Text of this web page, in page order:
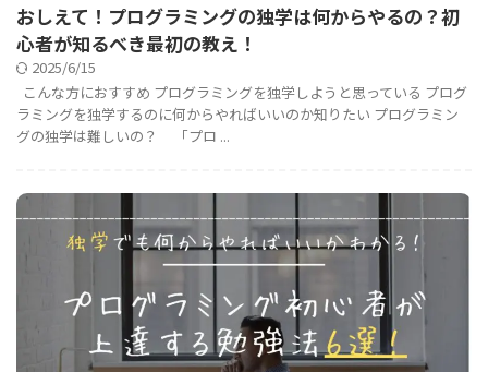
おしえて！プログラミングの独学は何からやるの？初
心者が知るべき最初の教え！
2025/6/15
こんな方におすすめ プログラミングを独学しようと思っている プログ
ラミングを独学するのに何からやればいいのか知りたい プログラミン
グの独学は難しいの？ 「プロ ...